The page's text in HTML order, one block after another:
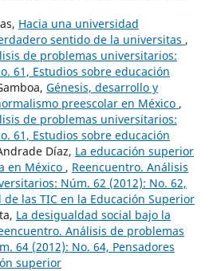
Hacia una universidad
sentido de la universitas ,
de problemas universitarios:
61, Estudios sobre educación
Génesis, desarrollo y
preescolar en México ,
de problemas universitarios:
61, Estudios sobre educación
Díaz, La educación superior
en México , Reencuentro. Análisis
Núm. 62 (2012): No. 62,
las TIC en la Educación Superior
La desigualdad social bajo la
Análisis de problemas
64 (2012): No. 64, Pensadores
superior